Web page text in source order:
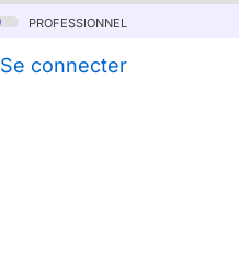
professionnel
Se connecter